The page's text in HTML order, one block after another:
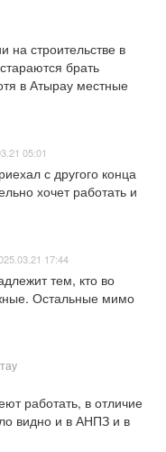
строительстве в
брать
в Атырау местные
05:01
с другого конца
хочет работать и
17:44
тем, кто во
Остальные мимо
работать, в отличие
видно и в АНПЗ и в